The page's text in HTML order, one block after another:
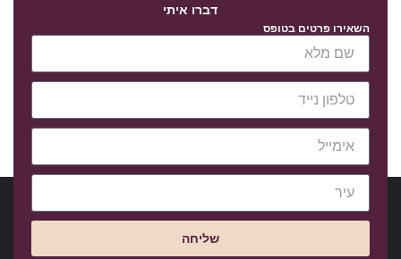
דברו איתי
השאירו פרטים בטופס
שליחה